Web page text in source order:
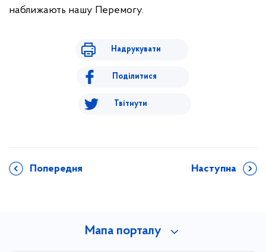
наближають нашу Перемогу.
Надрукувати
Поділитися
Твітнути
Попередня Наступна
Мапа порталу